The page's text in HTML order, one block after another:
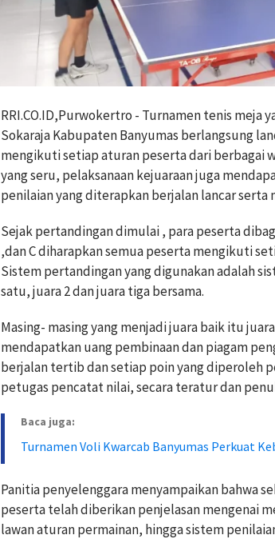
RRI.CO.ID,Purwokertro - Turnamen tenis meja
Sokaraja Kabupaten Banyumas berlangsung
mengikuti setiap aturan peserta dari berbagai
yang seru, pelaksanaan kejuaraan juga
penilaian yang diterapkan berjalan lancar
Sejak pertandingan dimulai , para peserta
,dan C diharapkan semua peserta mengikuti
Sistem pertandingan yang digunakan adalah
satu, juara 2 dan juara tiga bersama.
Masing- masing yang menjadi juara baik itu
mendapatkan uang pembinaan dan piagam
berjalan tertib dan setiap poin yang diperoleh
petugas pencatat nilai, secara teratur dan
Baca juga:
Turnamen Voli Kwarcab Banyumas Perkuat
Panitia penyelenggara menyampaikan bahwa
peserta telah diberikan penjelasan mengenai
lawan aturan permainan, hingga sistem